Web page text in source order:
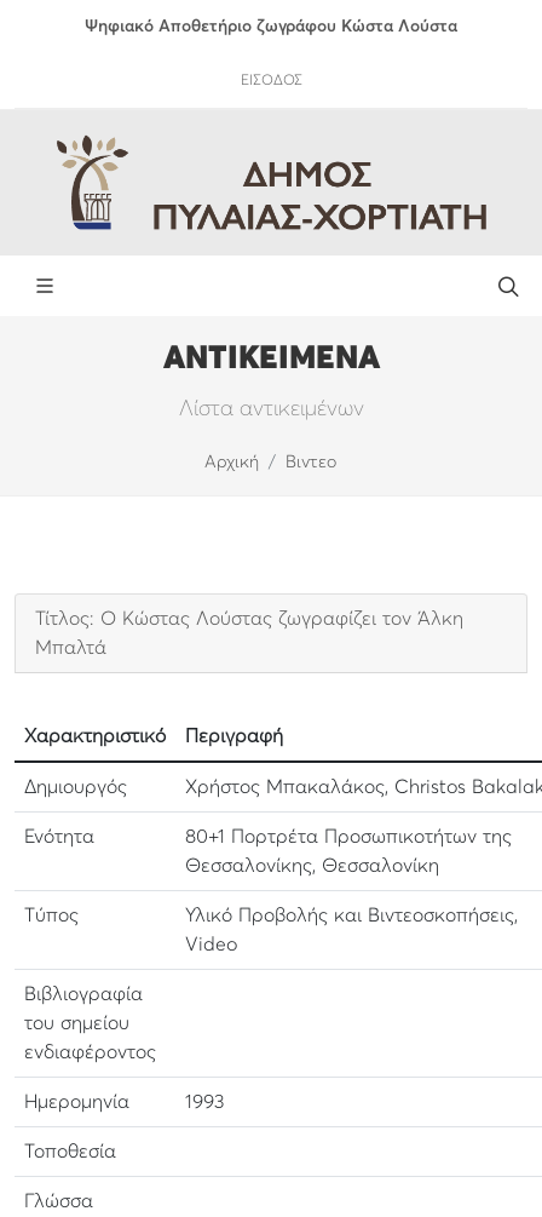
Ψηφιακό Αποθετήριο ζωγράφου Κώστα Λούστα
ΕΙΣΟΔΟΣ
ΑΝΤΙΚΕΙΜΕΝΑ
Λίστα αντικειμένων
Αρχική Βιντεο
Τίτλος: Ο Κώστας Λούστας ζωγραφίζει τον Άλκη
Μπαλτά
Χαρακτηριστικό Περιγραφή
Δημιουργός Χρήστος Μπακαλάκος, Christos
Ενότητα
80+1 Πορτρέτα Προσωπικοτήτων της
Θεσσαλονίκης, Θεσσαλονίκη
Τύπος
Υλικό Προβολής και Βιντεοσκοπήσεις,
Video
Βιβλιογραφία
του σημείου
ενδιαφέροντος
Ημερομηνία 1993
Τοποθεσία
Γλώσσα